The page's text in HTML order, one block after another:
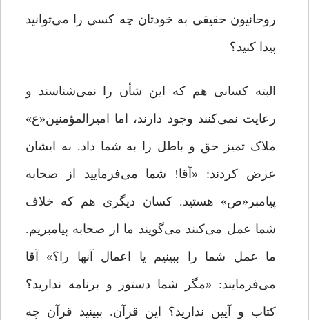
روحانیون حقیقی به خودتان چه کسی را می‌توانید
پیدا کنید؟
البته کسانی هم که این شأن را نمی‌شناسند و
رعایت نمی‌کنند وجود دارند، اما امیرالمؤمنین«ع»
ملاک تمیز حق و باطل را به شما داد. به ایشان
عرض کردند: «آقا! شما می‌فرمایید از صحابه
پیامبر«ص» هستید. کسان دیگری هم که خلاف
شما عمل می‌کنند می‌گویند ما از صحابه پیامبریم.
ما عمل شما را ببینیم یا اعمال آنها را؟» آقا
می‌فرمایند: «مگر شما دستور و برنامه ندارید؟
کتاب و آیین ندارید؟ این قرآن. ببینید قرآن چه